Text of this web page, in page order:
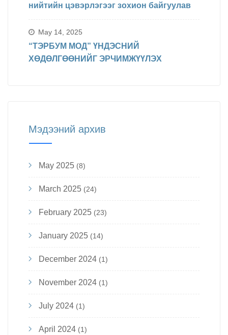
нийтийн цэвэрлэгээг зохион байгуулав
May 14, 2025
“ТЭРБУМ МОД” ҮНДЭСНИЙ
ХӨДӨЛГӨӨНИЙГ ЭРЧИМЖҮҮЛЭХ
Мэдээний архив
May 2025 (8)
March 2025 (24)
February 2025 (23)
January 2025 (14)
December 2024 (1)
November 2024 (1)
July 2024 (1)
April 2024 (1)